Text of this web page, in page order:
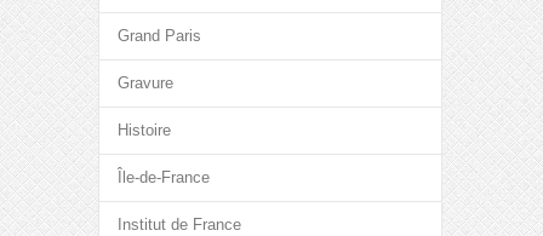
Grand Paris
Gravure
Histoire
Île-de-France
Institut de France